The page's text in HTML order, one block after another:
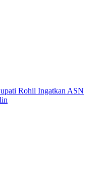
Rohil Ingatkan ASN